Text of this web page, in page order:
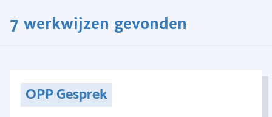
7 werkwijzen gevonden
OPP Gesprek